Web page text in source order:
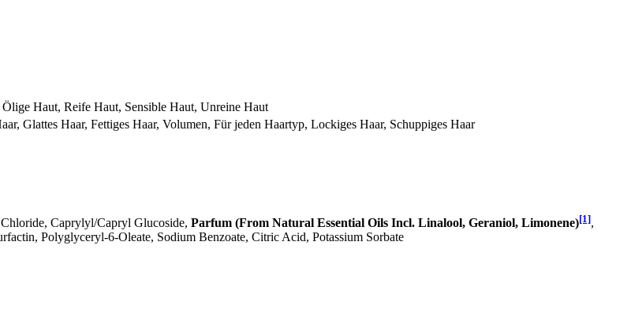
Haut, Reife Haut, Sensible Haut, Unreine Haut
Glattes Haar, Fettiges Haar, Volumen, Für jeden Haartyp, Lockiges Haar, Schuppiges Haar
Caprylyl/Capryl Glucoside, Parfum (From Natural Essential Oils Incl. Linalool, Geraniol, Limonene)[1],
Polyglyceryl-6-Oleate, Sodium Benzoate, Citric Acid, Potassium Sorbate